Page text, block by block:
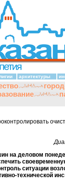
архитектуры
на деловом
ситуации
технической